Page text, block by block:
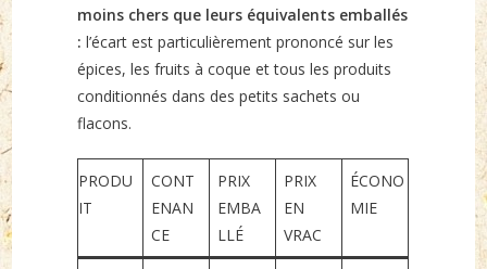
moins chers que leurs équivalents emballés
: l’écart est particulièrement prononcé sur les
épices, les fruits à coque et tous les produits
conditionnés dans des petits sachets ou
flacons.
PRODU
IT
CONT
ENAN
CE
PRIX
EMBA
LLÉ
PRIX
EN
VRAC
ÉCONO
MIE